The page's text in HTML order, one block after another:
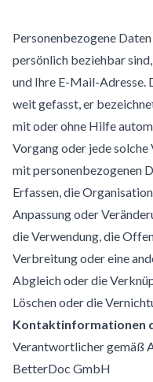
Personenbezogene
persönlich beziehbar
und Ihre E-Mail-
weit gefasst, er
mit oder ohne Hilfe
Vorgang oder jede solche
mit personenbezogenen
Erfassen, die
Anpassung oder
die Verwendung, die
Verbreitung oder eine
Abgleich oder die
Löschen oder die
Kontaktinformationen
Verantwortlicher gemäß
BetterDoc GmbH